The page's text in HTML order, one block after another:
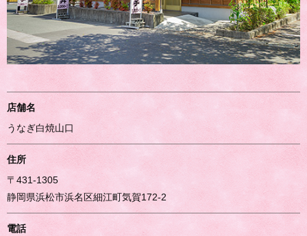
店舗名
うなぎ白焼山口
住所
〒431-1305
静岡県浜松市浜名区細江町気賀172-2
電話